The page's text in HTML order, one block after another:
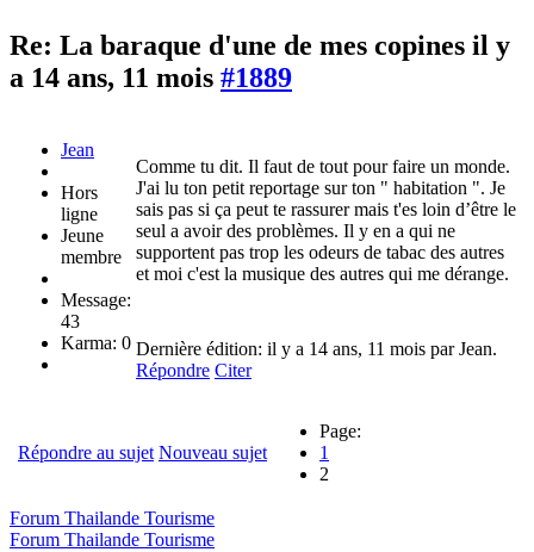
Re: La baraque d'une de mes copines il y
a 14 ans, 11 mois #1889
Jean
Hors
ligne
Jeune
membre
Message:
43
Karma: 0
Comme tu dit. Il faut de tout pour faire un monde.
J'ai lu ton petit reportage sur ton " habitation ". Je
sais pas si ça peut te rassurer mais t'es loin d’être le
seul a avoir des problèmes. Il y en a qui ne
supportent pas trop les odeurs de tabac des autres
et moi c'est la musique des autres qui me dérange.
Dernière édition: il y a 14 ans, 11 mois par Jean.
Répondre Citer
Répondre au sujet Nouveau sujet
Page:
1
2
Forum Thailande Tourisme
Forum Thailande Tourisme